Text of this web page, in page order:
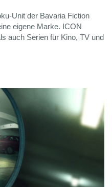
Unit der Bavaria Fiction
eigene Marke. ICON
auch Serien für Kino, TV und